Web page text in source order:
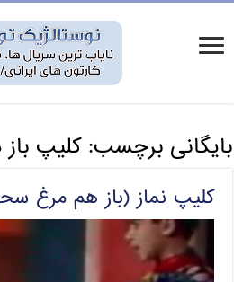
بایگانی برچسب:کلیپ
کلیپ نماز (باز هم مرغ